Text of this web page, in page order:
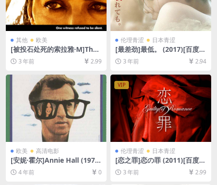
其他 欧美
[被投石处死的索拉雅·M]The
Stoning of Soraya M. (200
8)[百度网盘+夸克网盘1080P
超清资源][网盘在线播放/下
载][MP4/7.4GB][中文字幕]
3 年前 2.99
伦理青涩 日本青涩
[最差劲]最低。 (2017)[百度网
盘+迅雷云盘资源1080P超清
未删减][MP4/7GB][日语中字]
3 年前 2.94
欧美 高清电影
[安妮·霍尔]Annie Hall (1977)
[百度网盘+迅雷云盘资源1080
P超清未删减][MP4/5.2GB][中
4 年前 0
VIP
伦理青涩 日本青涩
[恋之罪]恋の罪 (2011)[百度网
盘+夸克网盘资源1080P超清
未删减][MP4/8.7GB][日语中
3 年前 2.99